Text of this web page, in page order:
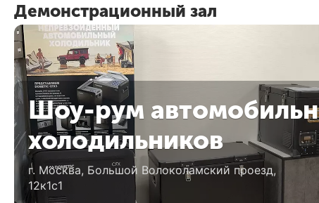
Демонстрационный зал
Шоу-рум
холодильников
г. Москва, Большой Волоколамский проезд,
12к1с1